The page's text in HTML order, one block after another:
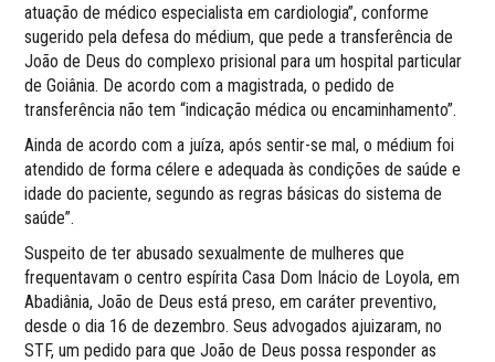
atuação de médico especialista em cardiologia”, conforme
sugerido pela defesa do médium, que pede a transferência de
João de Deus do complexo prisional para um hospital particular
de Goiânia. De acordo com a magistrada, o pedido de
transferência não tem “indicação médica ou encaminhamento”.
Ainda de acordo com a juíza, após sentir-se mal, o médium foi
atendido de forma célere e adequada às condições de saúde e
idade do paciente, segundo as regras básicas do sistema de
saúde”.
Suspeito de ter abusado sexualmente de mulheres que
frequentavam o centro espírita Casa Dom Inácio de Loyola, em
Abadiânia, João de Deus está preso, em caráter preventivo,
desde o dia 16 de dezembro. Seus advogados ajuizaram, no
STF, um pedido para que João de Deus possa responder as